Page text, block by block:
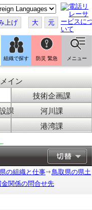
上げ 大 元
組織で探す 防災 緊急 メニュー
メイン
技術企画課
課
河川課
港湾課
県の組織と仕事
鳥取県の県土
金関係の問合せ先